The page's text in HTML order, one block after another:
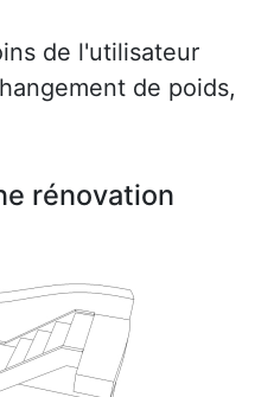
de l'utilisateur
de poids,
rénovation